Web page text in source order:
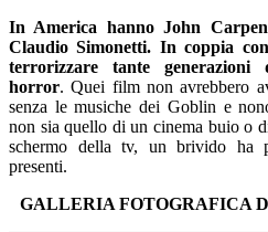
In America hanno John
Claudio Simonetti. In coppia
terrorizzare tante generazioni
horror. Quei film non avrebbero
senza le musiche dei Goblin e
non sia quello di un cinema buio o
schermo della tv, un brivido ha
presenti.
GALLERIA FOTOGRAFICA